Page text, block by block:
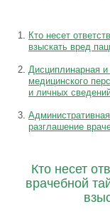
Кто несет
взыскать вред
Дисциплинарная и
медицинского
и личных
разглашение
Кто несет
врачебной